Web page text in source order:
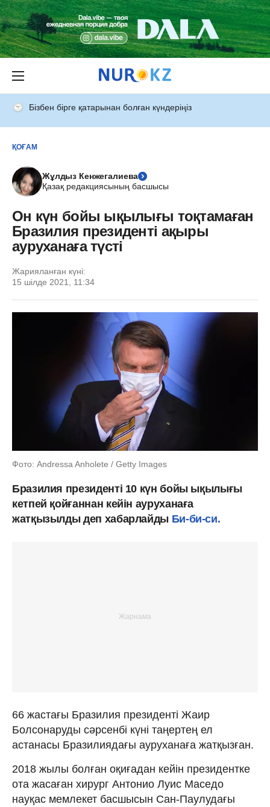
Бізбен бірге қатарынан болған күндеріңіз
ҚОҒАМ
Жұлдыз Кенжегалиева
Қазақ редакциясының басшысы
Он күн бойы ықылығы тоқтамаған
Бразилия президенті ақыры
ауруханаға түсті
Жарияланған күні:
15 шілде 2021, 11:34
Фото: Andressa Anholete / Getty Images
Бразилия президенті 10 күн бойы ықылығы
кетпей қойғаннан кейін ауруханаға
жатқызылды деп хабарлайды Би-би-си.
66 жастағы Бразилия президенті Жаир
Болсонаруды сәрсенбі күні таңертең ел
астанасы Бразилиядағы ауруханаға жатқызған.
2018 жылы болған оқиғадан кейін президентке
ота жасаған хирург Антонио Луис Маседо
науқас мемлекет басшысын Сан-Паулудағы